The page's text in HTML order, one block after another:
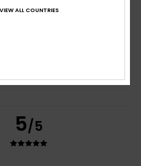
5/5
VIEW ALL COUNTRIES